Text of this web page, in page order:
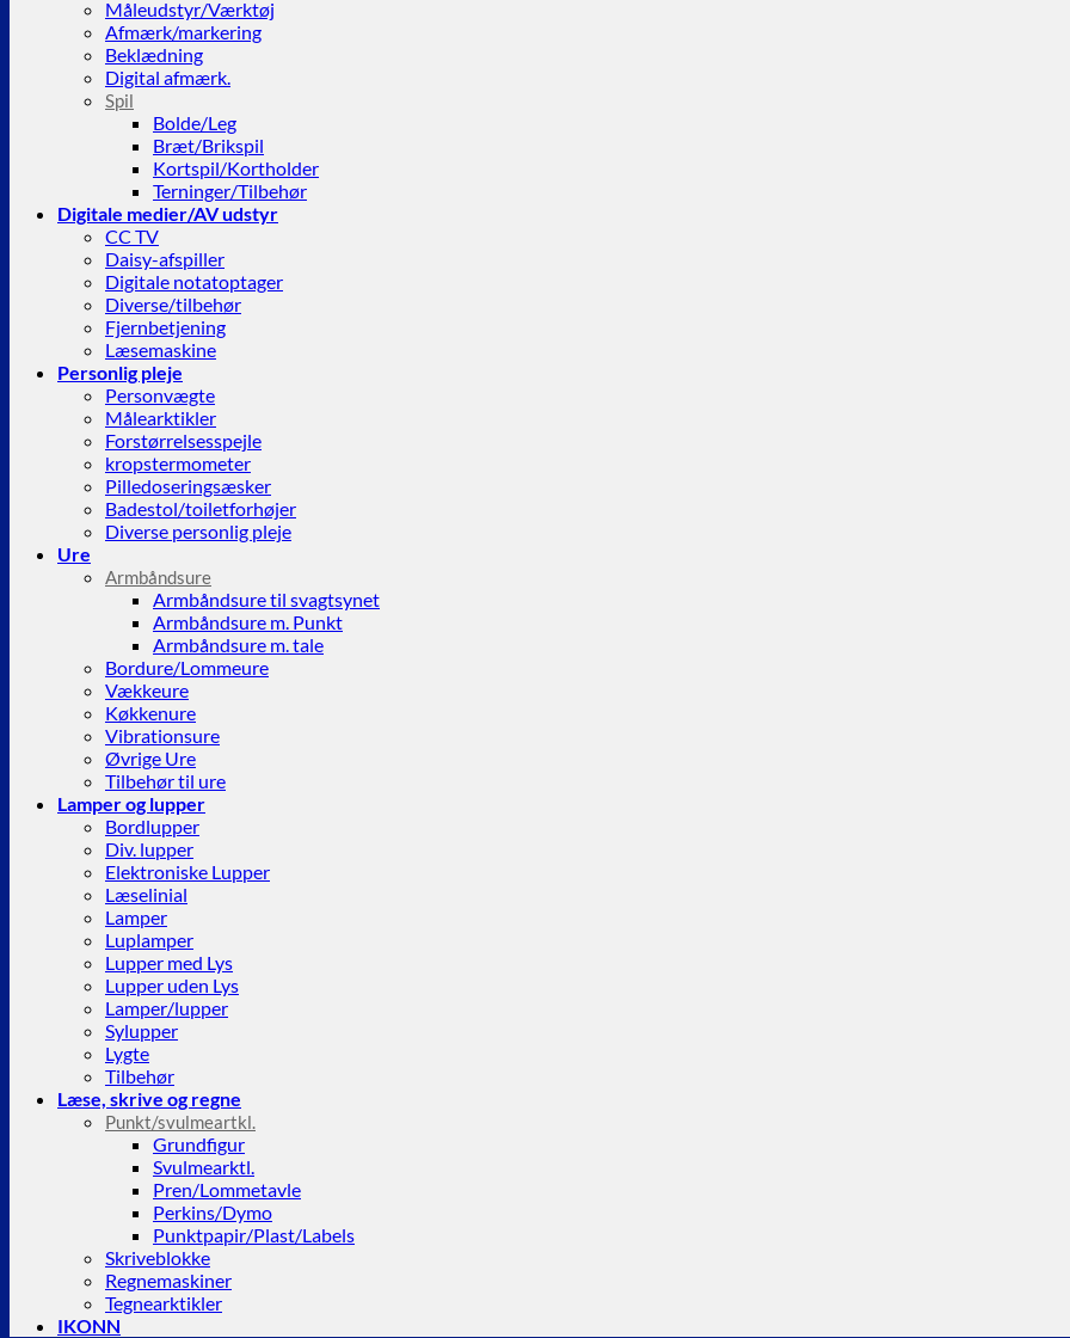
Måleudstyr/Værktøj
Afmærk/markering
Beklædning
Digital afmærk.
Spil
Bolde/Leg
Bræt/Brikspil
Kortspil/Kortholder
Terninger/Tilbehør
Digitale medier/AV udstyr
CC TV
Daisy-afspiller
Digitale notatoptager
Diverse/tilbehør
Fjernbetjening
Læsemaskine
Personlig pleje
Personvægte
Målearktikler
Forstørrelsesspejle
kropstermometer
Pilledoseringsæsker
Badestol/toiletforhøjer
Diverse personlig pleje
Ure
Armbåndsure
Armbåndsure til svagtsynet
Armbåndsure m. Punkt
Armbåndsure m. tale
Bordure/Lommeure
Vækkeure
Køkkenure
Vibrationsure
Øvrige Ure
Tilbehør til ure
Lamper og lupper
Bordlupper
Div. lupper
Elektroniske Lupper
Læselinial
Lamper
Luplamper
Lupper med Lys
Lupper uden Lys
Lamper/lupper
Sylupper
Lygte
Tilbehør
Læse, skrive og regne
Punkt/svulmeartkl.
Grundfigur
Svulmearktl.
Pren/Lommetavle
Perkins/Dymo
Punktpapir/Plast/Labels
Skriveblokke
Regnemaskiner
Tegnearktikler
IKONN